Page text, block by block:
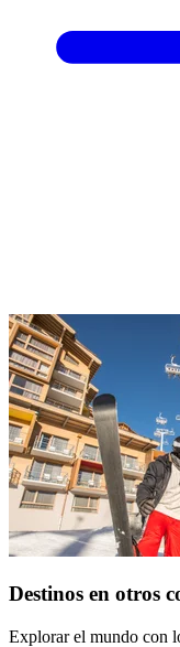
Destinos en otros
Explorar el mundo con